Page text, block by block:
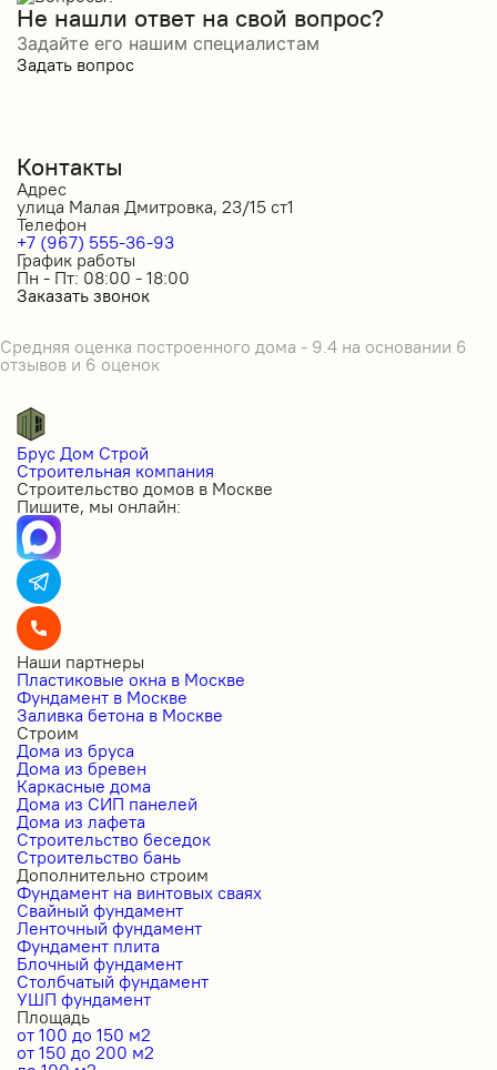
Не нашли ответ на свой вопрос?
Задайте его нашим специалистам
Задать вопрос
Контакты
Адрес
улица Малая Дмитровка, 23/15 ст1
Телефон
+7 (967) 555-36-93
График работы
Пн - Пт: 08:00 - 18:00
Заказать звонок
Средняя оценка построенного дома - 9.4 на основании 6
отзывов и 6 оценок
Брус Дом Строй
Строительная компания
Строительство домов в Москве
Пишите, мы онлайн:
Наши партнеры
Пластиковые окна в Москве
Фундамент в Москве
Заливка бетона в Москве
Строим
Дома из бруса
Дома из бревен
Каркасные дома
Дома из СИП панелей
Дома из лафета
Строительство беседок
Строительство бань
Дополнительно строим
Фундамент на винтовых сваях
Свайный фундамент
Ленточный фундамент
Фундамент плита
Блочный фундамент
Столбчатый фундамент
УШП фундамент
Площадь
от 100 до 150 м2
от 150 до 200 м2